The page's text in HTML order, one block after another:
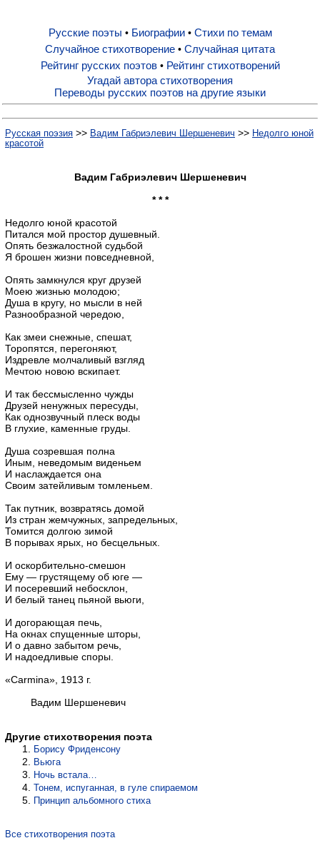
Русские поэты
Биографии
Стихи по темам
Рейтинг русских поэтов
Рейтинг стихотворений
Русские поэты • Биографии• Стихи по темам
Случайное стихотворение • Случайная цитата
Рейтинг русских поэтов• Рейтинг стихотворений
Угадай автора стихотворения
Переводы русских поэтов на другие языки
Русская поэзия >> Вадим Габриэлевич Шершеневич >> Недолго юной
красотой
Вадим Габриэлевич Шершеневич
* * *
Недолго юной красотой
Питался мой простор душевный.
Опять безжалостной судьбой
Я брошен жизни повседневной,
Опять замкнулся круг друзей
Моею жизнью молодою;
Душа в кругу, но мысли в ней
Разнообразной чередою,
Как змеи снежные, спешат,
Торопятся, перегоняют,
Издревле молчаливый взгляд
Мечтою новою вскипает.
И так бессмысленно чужды
Друзей ненужных пересуды,
Как однозвучный плеск воды
В глухие, каменные груды.
Душа созревшая полна
Иным, неведомым виденьем
И наслаждается она
Своим затейливым томленьем.
Так путник, возвратясь домой
Из стран жемчужных, запредельных,
Томится долгою зимой
В порывах ярых, но бесцельных.
И оскорбительно-смешон
Ему — грустящему об юге —
И посеревший небосклон,
И белый танец пьяной вьюги,
И догорающая печь,
На окнах спущенные шторы,
И о давно забытом речь,
И надоедливые споры.
«Carmina», 1913 г.
Вадим Шершеневич
Другие стихотворения поэта
Борису Фриденсону
Вьюга
Ночь встала…
Тонем, испуганная, в гуле спираемом
Принцип альбомного стиха
Все стихотворения поэта